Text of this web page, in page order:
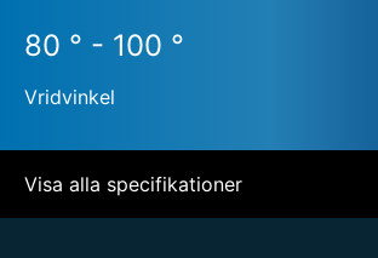
80 ° - 100 °
Vridvinkel
Visa alla specifikationer